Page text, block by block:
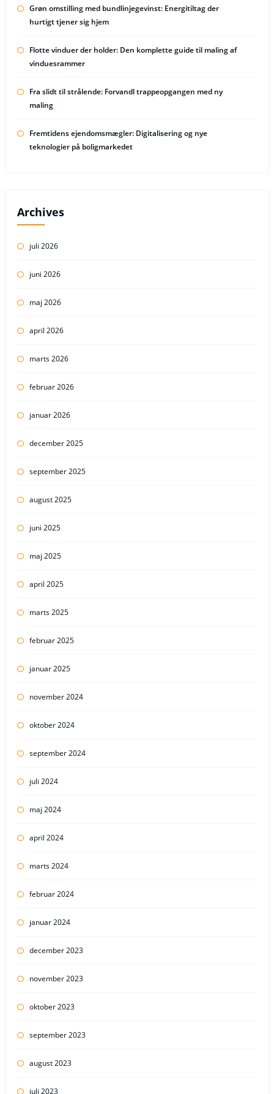
Grøn omstilling med bundlinjegevinst: Energitiltag der
hurtigt tjener sig hjem
Flotte vinduer der holder: Den komplette guide til maling af
vinduesrammer
Fra slidt til strålende: Forvandl trappeopgangen med ny
maling
Fremtidens ejendomsmægler: Digitalisering og nye
teknologier på boligmarkedet
Archives
juli 2026
juni 2026
maj 2026
april 2026
marts 2026
februar 2026
januar 2026
december 2025
september 2025
august 2025
juni 2025
maj 2025
april 2025
marts 2025
februar 2025
januar 2025
november 2024
oktober 2024
september 2024
juli 2024
maj 2024
april 2024
marts 2024
februar 2024
januar 2024
december 2023
november 2023
oktober 2023
september 2023
august 2023
juli 2023